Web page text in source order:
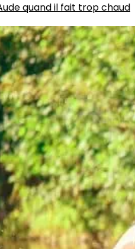
quand il fait trop chaud